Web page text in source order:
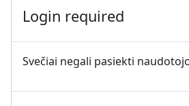
Login required
Svečiai negali pasiekti